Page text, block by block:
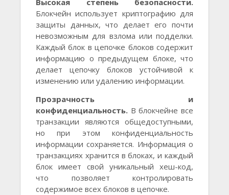
Высокая степень безопасности.
Блокчейн использует криптографию для
защиты данных, что делает его почти
невозможным для взлома или подделки.
Каждый блок в цепочке блоков содержит
информацию о предыдущем блоке, что
делает цепочку блоков устойчивой к
изменению или удалению информации.
Прозрачность и
конфиденциальность. В блокчейне все
транзакции являются общедоступными,
но при этом конфиденциальность
информации сохраняется. Информация о
транзакциях хранится в блоках, и каждый
блок имеет свой уникальный хеш-код,
что позволяет контролировать
содержимое всех блоков в цепочке.